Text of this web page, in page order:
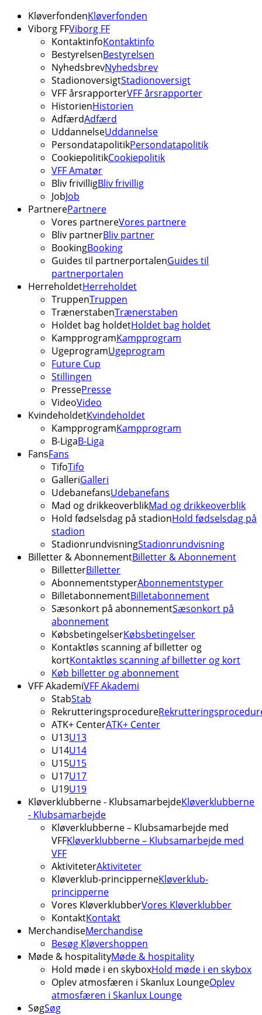
KløverfondenKløverfonden
Viborg FFViborg FF
KontaktinfoKontaktinfo
BestyrelsenBestyrelsen
NyhedsbrevNyhedsbrev
StadionoversigtStadionoversigt
VFF årsrapporterVFF årsrapporter
HistorienHistorien
AdfærdAdfærd
UddannelseUddannelse
PersondatapolitikPersondatapolitik
CookiepolitikCookiepolitik
VFF Amatør
Bliv frivilligBliv frivillig
JobJob
PartnerePartnere
Vores partnereVores partnere
Bliv partnerBliv partner
BookingBooking
Guides til partnerportalenGuides til
partnerportalen
HerreholdetHerreholdet
TruppenTruppen
TrænerstabenTrænerstaben
Holdet bag holdetHoldet bag holdet
KampprogramKampprogram
UgeprogramUgeprogram
Future Cup
Stillingen
PressePresse
VideoVideo
KvindeholdetKvindeholdet
KampprogramKampprogram
B-LigaB-Liga
FansFans
TifoTifo
GalleriGalleri
UdebanefansUdebanefans
Mad og drikkeoverblikMad og drikkeoverblik
Hold fødselsdag på stadionHold fødselsdag på
stadion
StadionrundvisningStadionrundvisning
Billetter & AbonnementBilletter & Abonnement
BilletterBilletter
AbonnementstyperAbonnementstyper
BilletabonnementBilletabonnement
Sæsonkort på abonnementSæsonkort på
abonnement
KøbsbetingelserKøbsbetingelser
Kontaktløs scanning af billetter og
kortKontaktløs scanning af billetter og kort
Køb billetter og abonnement
VFF AkademiVFF Akademi
StabStab
Rekrutteringsprocedure
ATK+ CenterATK+ Center
U13U13
U14U14
U15U15
U17U17
U19U19
Kløverklubberne - KlubsamarbejdeKløverklubberne
- Klubsamarbejde
Kløverklubberne – Klubsamarbejde med
VFFKløverklubberne – Klubsamarbejde med
VFF
AktiviteterAktiviteter
Kløverklub-principperneKløverklub-
principperne
Vores KløverklubberVores Kløverklubber
KontaktKontakt
MerchandiseMerchandise
Besøg Kløvershoppen
Møde & hospitalityMøde & hospitality
Hold møde i en skyboxHold møde i en skybox
Oplev atmosfæren i Skanlux LoungeOplev
atmosfæren i Skanlux Lounge
SøgSøg